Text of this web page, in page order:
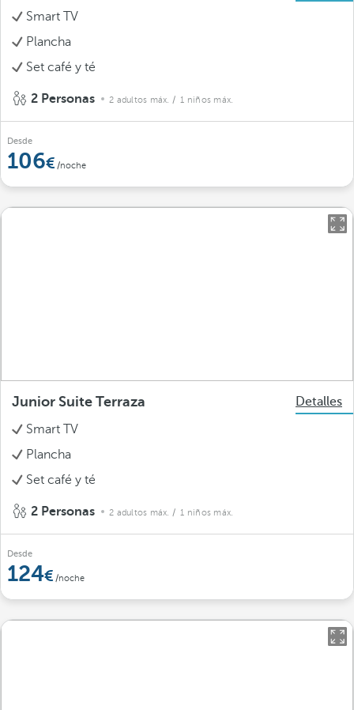
Smart TV
Plancha
Set café y té
2 Personas 2 adultos máx. / 1 niños máx.
Desde
106 /noche
Junior Suite Terraza
Detalles
Smart TV
Plancha
Set café y té
2 Personas 2 adultos máx. / 1 niños máx.
Desde
124 /noche